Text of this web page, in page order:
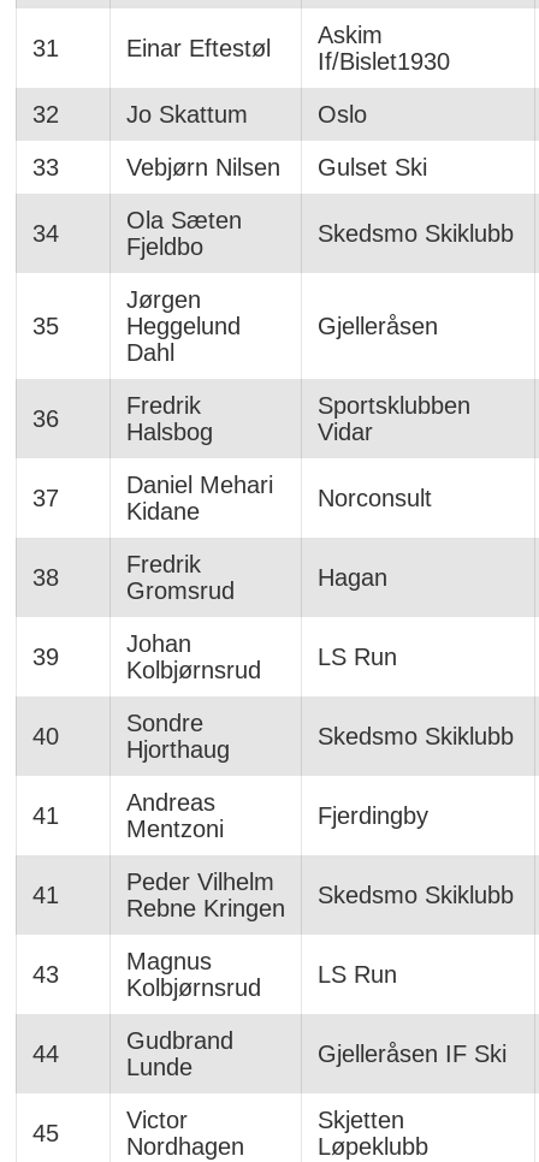
31 Einar Eftestøl
Askim
If/Bislet1930
32
Jo Skattum
Oslo
33
Vebjørn Nilsen Gulset Ski
34
Ola Sæten
Fjeldbo
Skedsmo Skiklubb
35
Jørgen
Heggelund
Dahl
Gjelleråsen
36
Fredrik
Halsbog
Sportsklubben
Vidar
37
Daniel Mehari
Kidane
Norconsult
38
Fredrik
Gromsrud
Hagan
39
Johan
Kolbjørnsrud
LS Run
40
Sondre
Hjorthaug
Skedsmo Skiklubb
41
Andreas
Mentzoni
Fjerdingby
41
Peder Vilhelm
Rebne Kringen
Skedsmo Skiklubb
43
Magnus
Kolbjørnsrud
LS Run
44
Gudbrand
Lunde
Gjelleråsen IF Ski
45
Victor
Nordhagen
Skjetten
Løpeklubb